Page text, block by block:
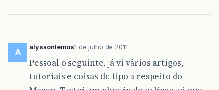
A
alyssonlemos1 de julho de 2011
Pessoal o seguinte, já vi vários artigos,
tutoriais e coisas do tipo a respeito do